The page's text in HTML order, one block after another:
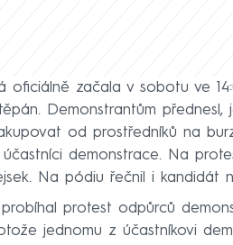
oficiálně začala v sobotu ve
Demonstrantům
od prostředníků na
účastníci demonstrace. Na
Na pódiu řečnil i kandidát
protest odpůrců
jednomu z účastníkovi